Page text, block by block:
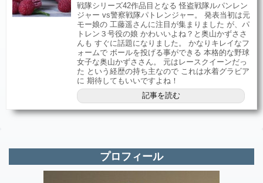
戦隊シリーズ42作品目となる 怪盗戦隊ルパンレン
ジャー vs警察戦隊パトレンジャー。 発表当初は元
モー娘の 工藤遥さんに注目が集まりました が、パ
トレン３号役の娘 かわいいよね？と奥山かずささ
んも すぐに話題になりました。 かなりキレイなフ
ォームで ボールを投げる事ができる 本格的な野球
女子な奥山かずささん。 元はレースクイーンだっ
た という経歴の持ち主なので これは水着グラビア
に 期待してもいいですよね！
記事を読む
プロフィール